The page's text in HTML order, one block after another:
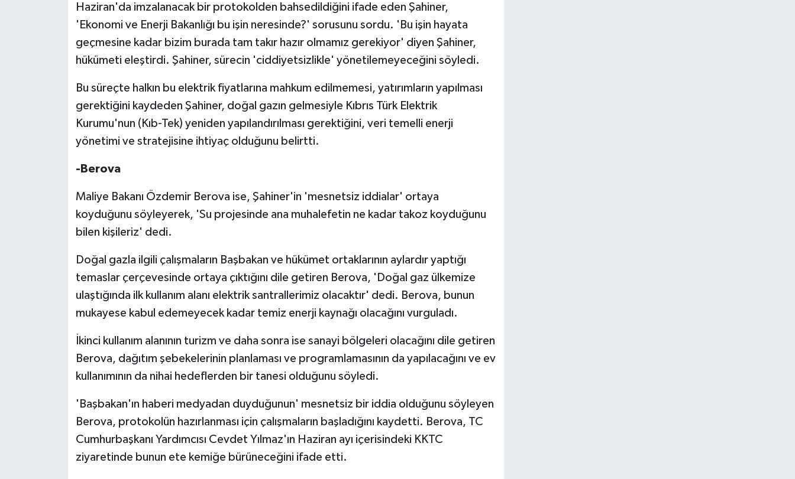
Haziran'da imzalanacak bir protokolden bahsedildiğini ifade eden Şahiner,
'Ekonomi ve Enerji Bakanlığı bu işin neresinde?' sorusunu sordu. 'Bu işin hayata
geçmesine kadar bizim burada tam takır hazır olmamız gerekiyor' diyen Şahiner,
hükümeti eleştirdi. Şahiner, sürecin 'ciddiyetsizlikle' yönetilemeyeceğini söyledi.
Bu süreçte halkın bu elektrik fiyatlarına mahkum edilmemesi, yatırımların yapılması
gerektiğini kaydeden Şahiner, doğal gazın gelmesiyle Kıbrıs Türk Elektrik
Kurumu'nun (Kıb-Tek) yeniden yapılandırılması gerektiğini, veri temelli enerji
yönetimi ve stratejisine ihtiyaç olduğunu belirtti.
-Berova
Maliye Bakanı Özdemir Berova ise, Şahiner'in 'mesnetsiz iddialar' ortaya
koyduğunu söyleyerek, 'Su projesinde ana muhalefetin ne kadar takoz koyduğunu
bilen kişileriz' dedi.
Doğal gazla ilgili çalışmaların Başbakan ve hükümet ortaklarının aylardır yaptığı
temaslar çerçevesinde ortaya çıktığını dile getiren Berova, 'Doğal gaz ülkemize
ulaştığında ilk kullanım alanı elektrik santrallerimiz olacaktır' dedi. Berova, bunun
mukayese kabul edemeyecek kadar temiz enerji kaynağı olacağını vurguladı.
İkinci kullanım alanının turizm ve daha sonra ise sanayi bölgeleri olacağını dile getiren
Berova, dağıtım şebekelerinin planlaması ve programlamasının da yapılacağını ve ev
kullanımının da nihai hedeflerden bir tanesi olduğunu söyledi.
'Başbakan'ın haberi medyadan duyduğunun' mesnetsiz bir iddia olduğunu söyleyen
Berova, protokolün hazırlanması için çalışmaların başladığını kaydetti. Berova, TC
Cumhurbaşkanı Yardımcısı Cevdet Yılmaz'ın Haziran ayı içerisindeki KKTC
ziyaretinde bunun ete kemiğe bürüneceğini ifade etti.